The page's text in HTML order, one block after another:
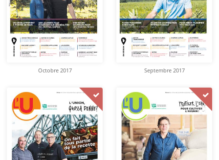
Octobre 2017 Septembre 2017